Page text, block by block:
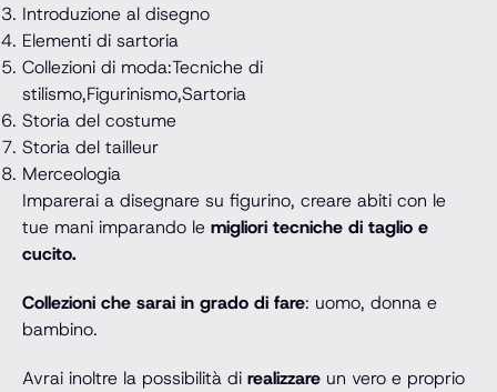
Introduzione al disegno
Elementi di sartoria
Collezioni di moda:Tecniche di
stilismo,Figurinismo,Sartoria
Storia del costume
Storia del tailleur
Merceologia
Imparerai a disegnare su figurino, creare abiti con le
tue mani imparando le migliori tecniche di taglio e
cucito.
Collezioni che sarai in grado di fare: uomo, donna e
bambino.
Avrai inoltre la possibilità di realizzare un vero e proprio